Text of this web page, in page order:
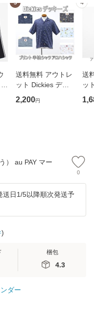
3
送料無料 アウトレ
ット Dickies ディ
ッキーズ メンズ ト
ップス プリント 半
2,200円
4
送
ッ
ス
） au PAY マー
0
送日1/5以降順次発送予
)
梱包
4.3
ダー